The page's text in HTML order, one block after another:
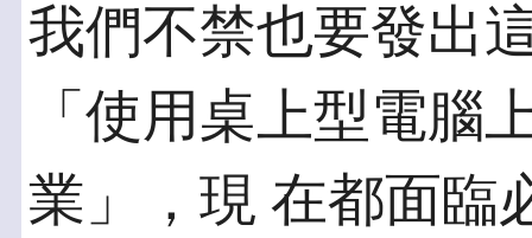
我們不禁也要發出
「使用桌上型電腦
業」，現 在都面臨